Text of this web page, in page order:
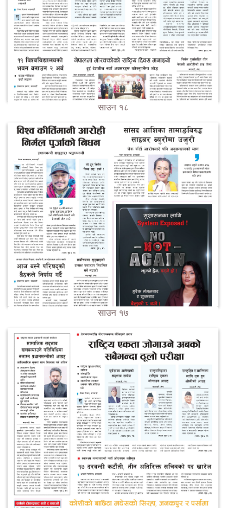
साउन १८
साउन १७